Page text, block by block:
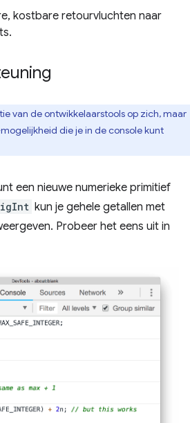
kostbare retourvluchten naar
van de ontwikkelaarstools op zich, maar
die je in de console kunt
een nieuwe numerieke primitief
kun je gehele getallen met
Probeer het eens uit in